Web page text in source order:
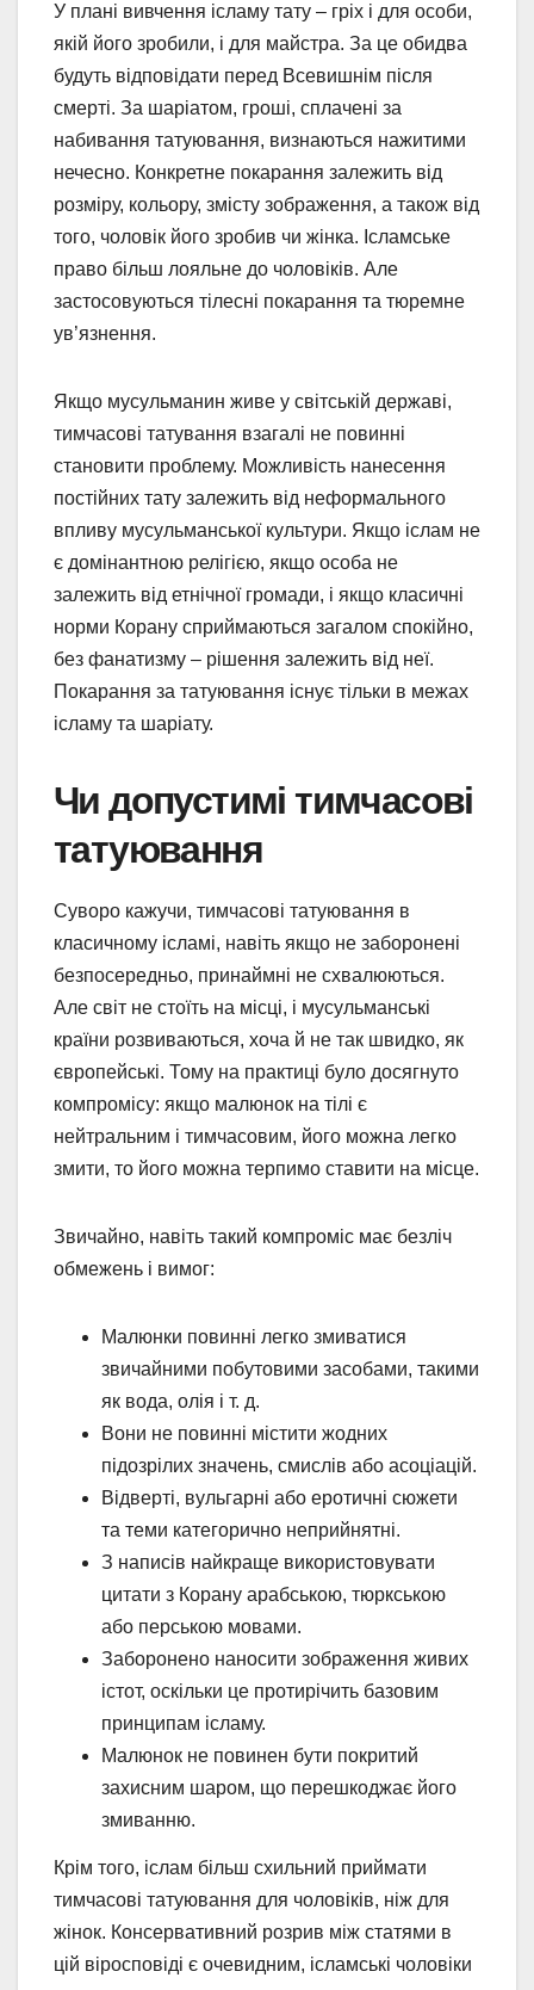
У плані вивчення ісламу тату – гріх і для особи,
якій його зробили, і для майстра. За це обидва
будуть відповідати перед Всевишнім після
смерті. За шаріатом, гроші, сплачені за
набивання татуювання, визнаються нажитими
нечесно. Конкретне покарання залежить від
розміру, кольору, змісту зображення, а також від
того, чоловік його зробив чи жінка. Ісламське
право більш лояльне до чоловіків. Але
застосовуються тілесні покарання та тюремне
ув’язнення.
Якщо мусульманин живе у світській державі,
тимчасові татування взагалі не повинні
становити проблему. Можливість нанесення
постійних тату залежить від неформального
впливу мусульманської культури. Якщо іслам не
є домінантною релігією, якщо особа не
залежить від етнічної громади, і якщо класичні
норми Корану сприймаються загалом спокійно,
без фанатизму – рішення залежить від неї.
Покарання за татуювання існує тільки в межах
ісламу та шаріату.
Чи допустимі тимчасові
татуювання
Суворо кажучи, тимчасові татуювання в
класичному ісламі, навіть якщо не заборонені
безпосередньо, принаймні не схвалюються.
Але світ не стоїть на місці, і мусульманські
країни розвиваються, хоча й не так швидко, як
європейські. Тому на практиці було досягнуто
компромісу: якщо малюнок на тілі є
нейтральним і тимчасовим, його можна легко
змити, то його можна терпимо ставити на місце.
Звичайно, навіть такий компроміс має безліч
обмежень і вимог:
Малюнки повинні легко змиватися
звичайними побутовими засобами, такими
як вода, олія і т. д.
Вони не повинні містити жодних
підозрілих значень, смислів або асоціацій.
Відверті, вульгарні або еротичні сюжети
та теми категорично неприйнятні.
З написів найкраще використовувати
цитати з Корану арабською, тюркською
або перською мовами.
Заборонено наносити зображення живих
істот, оскільки це протирічить базовим
принципам ісламу.
Малюнок не повинен бути покритий
захисним шаром, що перешкоджає його
змиванню.
Крім того, іслам більш схильний приймати
тимчасові татуювання для чоловіків, ніж для
жінок. Консервативний розрив між статями в
цій віросповіді є очевидним, ісламські чоловіки